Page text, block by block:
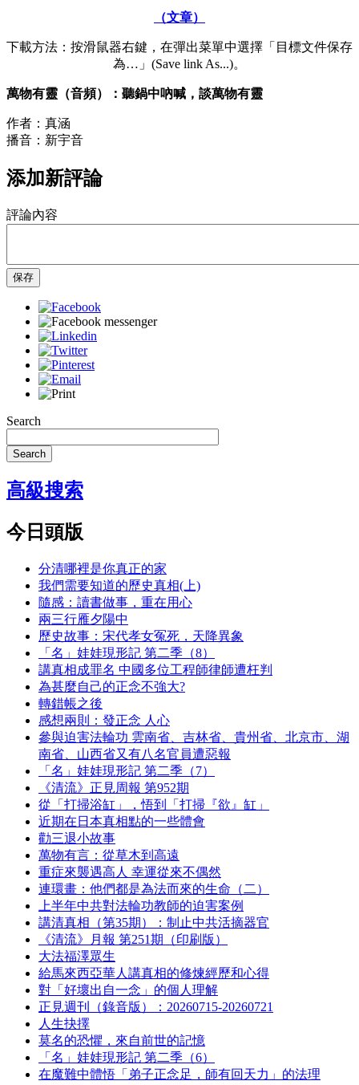
（文章）
下載方法：按滑鼠器右鍵，在彈出菜單中選擇「目標文件保存
為…」(Save link As...)。
萬物有靈（音頻）：聽鍋中吶喊，談萬物有靈
作者：真涵
播音：新宇音
添加新評論
評論內容
保存
Search
Search
高級搜索
今日頭版
分清哪裡是你真正的家
我們需要知道的歷史真相(上)
隨感：讀書做事，重在用心
兩三行雁夕陽中
歷史故事：宋代孝女冤死，天降異象
「名」娃娃現形記 第二季（8）
講真相成罪名 中國多位工程師律師遭枉判
為甚麼自己的正念不強大?
轉錯帳之後
感想兩則：發正念 人心
參與迫害法輪功 雲南省、吉林省、貴州省、北京市、湖
南省、山西省又有八名官員遭惡報
「名」娃娃現形記 第二季（7）
《清流》正見周報 第952期
從「打掃浴缸」，悟到「打掃『欲』缸」
近期在日本真相點的一些體會
勸三退小故事
萬物有言：從草木到高遠
重症來襲遇高人 幸運從來不偶然
連環畫：他們都是為法而來的生命（二）
上半年中共對法輪功教師的迫害案例
講清真相（第35期）：制止中共活摘器官
《清流》月報 第251期（印刷版）
大法福澤眾生
給馬來西亞華人講真相的修煉經歷和心得
對「好壞出自一念」的個人理解
正見週刊（錄音版）：20260715-20260721
人生抉擇
莫名的恐懼，來自前世的記憶
「名」娃娃現形記 第二季（6）
在魔難中體悟「弟子正念足，師有回天力」的法理